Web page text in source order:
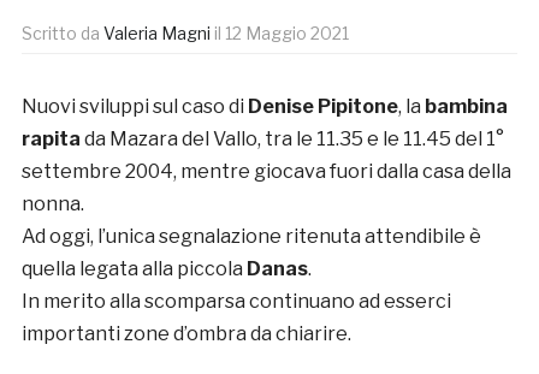
Scritto da Valeria Magni il 12 Maggio 2021
Nuovi sviluppi sul caso di Denise Pipitone, la bambina
rapita da Mazara del Vallo, tra le 11.35 e le 11.45 del 1°
settembre 2004, mentre giocava fuori dalla casa della
nonna.
Ad oggi, l’unica segnalazione ritenuta attendibile è
quella legata alla piccola Danas.
In merito alla scomparsa continuano ad esserci
importanti zone d’ombra da chiarire.